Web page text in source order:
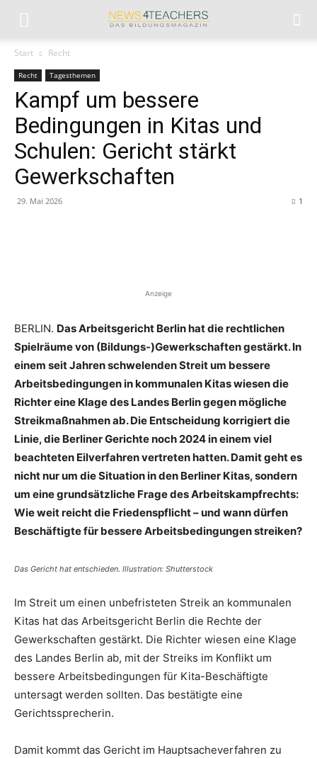
Start Recht
Recht Tagesthemen
Kampf um bessere
Bedingungen in Kitas und
Schulen: Gericht stärkt
Gewerkschaften
29. Mai 2026 1
Anzeige
BERLIN. Das Arbeitsgericht Berlin hat die rechtlichen
Spielräume von (Bildungs-)Gewerkschaften gestärkt. In
einem seit Jahren schwelenden Streit um bessere
Arbeitsbedingungen in kommunalen Kitas wiesen die
Richter eine Klage des Landes Berlin gegen mögliche
Streikmaßnahmen ab. Die Entscheidung korrigiert die
Linie, die Berliner Gerichte noch 2024 in einem viel
beachteten Eilverfahren vertreten hatten. Damit geht es
nicht nur um die Situation in den Berliner Kitas, sondern
um eine grundsätzliche Frage des Arbeitskampfrechts:
Wie weit reicht die Friedenspflicht – und wann dürfen
Beschäftigte für bessere Arbeitsbedingungen streiken?
Das Gericht hat entschieden. Illustration: Shutterstock
Im Streit um einen unbefristeten Streik an kommunalen
Kitas hat das Arbeitsgericht Berlin die Rechte der
Gewerkschaften gestärkt. Die Richter wiesen eine Klage
des Landes Berlin ab, mit der Streiks im Konflikt um
bessere Arbeitsbedingungen für Kita-Beschäftigte
untersagt werden sollten. Das bestätigte eine
Gerichtssprecherin.
Damit kommt das Gericht im Hauptsacheverfahren zu